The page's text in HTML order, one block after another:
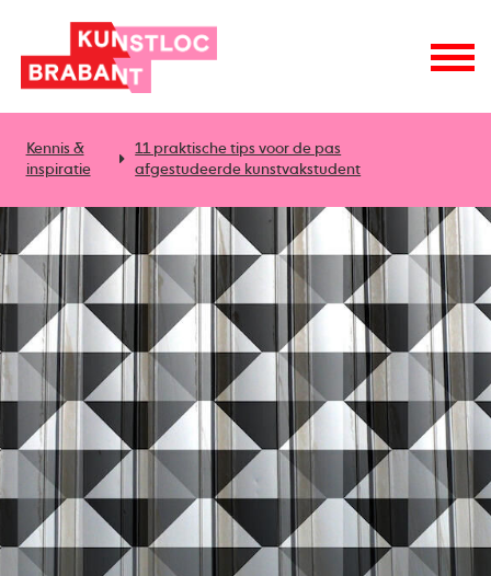
Kennis &
inspiratie
11 praktische tips voor de pas
afgestudeerde kunstvakstudent